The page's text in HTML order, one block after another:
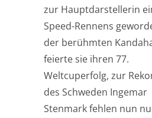
zur Hauptdarstellerin
Speed-Rennens
der berühmten
feierte sie ihren 77.
Weltcuperfolg, zur
des Schweden Ingemar
Stenmark fehlen nun